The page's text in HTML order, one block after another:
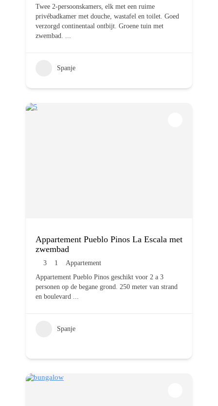
Twee 2-persoonskamers, elk met een ruime
privébadkamer met douche, wastafel en toilet. Goed
verzorgd continentaal ontbijt. Groene tuin met
zwembad. ...
Spanje
Appartement Pueblo Pinos La Escala met
zwembad
3 1
Appartement
Appartement Pueblo Pinos geschikt voor 2 a 3
personen op de begane grond. 250 meter van strand
en boulevard ...
Spanje